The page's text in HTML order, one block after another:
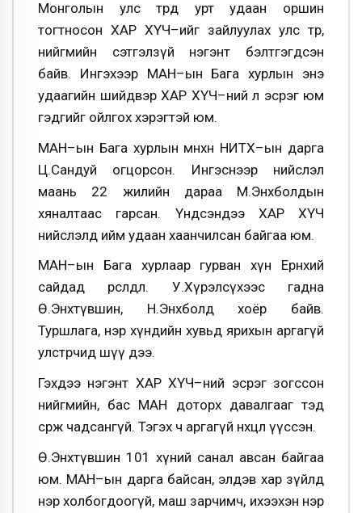
Монголын улс төрд урт удаан оршин
тогтносон ХАР ХҮЧ–ийг зайлуулах улс төр,
нийгмийн сэтгэлзүй нэгэнт бэлтгэгдсэн
байв. Ингэхээр МАН–ын Бага хурлын энэ
удаагийн шийдвэр ХАР ХҮЧ–ний л эсрэг юм
гэдгийг ойлгох хэрэгтэй юм.
МАН–ын Бага хурлын өмнөхөн НИТХ–ын дарга
Ц.Сандуй огцорсон. Ингэснээр нийслэл
маань 22 жилийн дараа М.Энхболдын
хяналтаас гарсан. Үндсэндээ ХАР ХҮЧ
нийслэлд ийм удаан хаанчилсан байгаа юм.
МАН–ын Бага хурлаар гурван хүн Ерөнхий
сайдад өрсөлдлөө. У.Хүрэлсүхээс гадна
Ө.Энхтүвшин, Н.Энхболд хоёр байв.
Туршлага, нэр хүндийн хувьд ярихын аргагүй
улстөрчид шүү дээ.
Гэхдээ нэгэнт ХАР ХҮЧ–ний эсрэг зогссон
нийгмийн, бас МАН доторх давалгааг тэд
сөрж чадсангүй. Тэгэх ч аргагүй нөхцөл үүссэн.
Ө.Энхтүвшин 101 хүний санал авсан байгаа
юм. МАН–ын дарга байсан, элдэв хар зүйлд
нэр холбогдоогүй, маш зарчимч, ихээхэн нэр